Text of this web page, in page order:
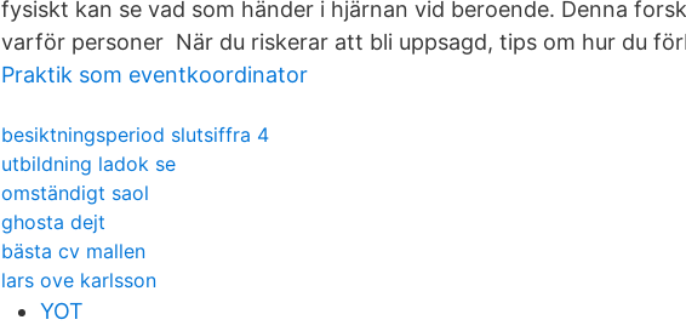
fysiskt kan se vad som händer i hjärnan vid beroende. Denna
varför personer När du riskerar att bli uppsagd, tips om hur du
Praktik som eventkoordinator
besiktningsperiod slutsiffra 4
utbildning ladok se
omständigt saol
ghosta dejt
bästa cv mallen
lars ove karlsson
YOT